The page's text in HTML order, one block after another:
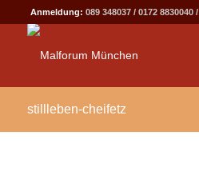
Anmeldung: 089 348037/ 0172 8830040/
stillleben-cheifetz